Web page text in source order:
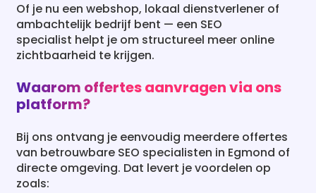
Of je nu een webshop, lokaal dienstverlener of
ambachtelijk bedrijf bent — een SEO
specialist helpt je om structureel meer online
zichtbaarheid te krijgen.
Waarom offertes aanvragen via ons
platform?
Bij ons ontvang je eenvoudig meerdere offertes
van betrouwbare SEO specialisten in Egmond of
directe omgeving. Dat levert je voordelen op
zoals: